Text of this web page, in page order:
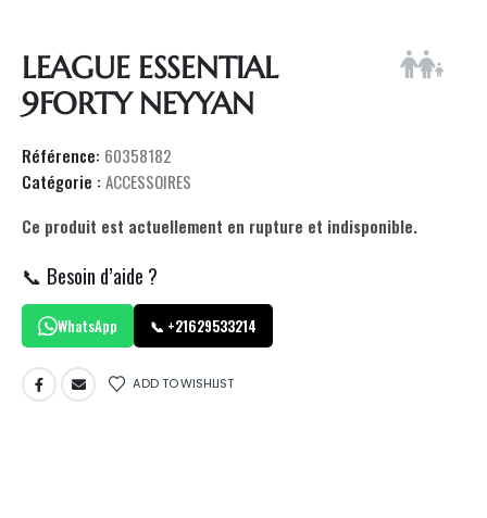
LEAGUE ESSENTIAL
9FORTY NEYYAN
Référence: 60358182
Catégorie : ACCESSOIRES
Ce produit est actuellement en rupture et indisponible.
📞 Besoin d’aide ?
WhatsApp 📞 +21629533214
ADD TO WISHLIST